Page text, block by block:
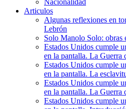
Nacionalidad
Articulos
Algunas reflexiones en
Lebrón
Solo Manolo Solo: obras
Estados Unidos cumple
en la pantalla. La Guerra
Estados Unidos cumple
en la pantalla. La
Estados Unidos cumple
en la pantalla. La Guerra
Estados Unidos cumple